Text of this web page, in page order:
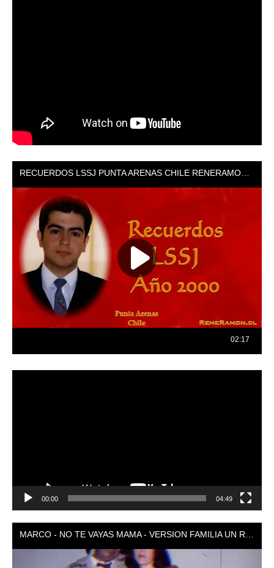
00:00 04:49